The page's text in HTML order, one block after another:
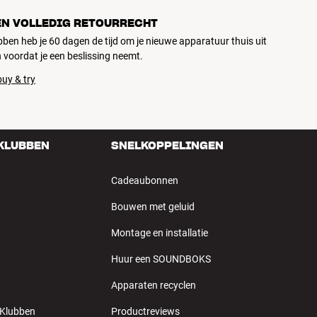
VOLLEDIG RETOURRECHT
heb je 60 dagen de tijd om je nieuwe apparatuur thuis uit
voordat je een beslissing neemt.
& try
SNELKOPPELINGEN
Cadeaubonnen
Bouwen met geluid
Montage en installatie
Huur een SOUNDBOKS
Apparaten recyclen
Productreviews